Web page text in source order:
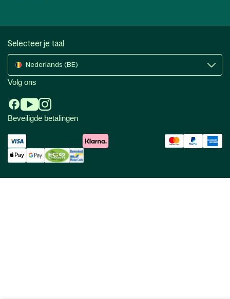
Selecteer je taal
Nederlands (BE)
Volg ons
Beveiligde betalingen